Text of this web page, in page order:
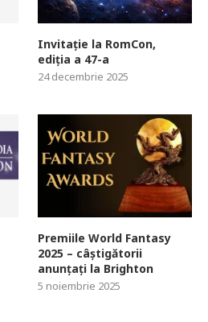
Invitație la RomCon,
ediția a 47-a
24 decembrie 2025
Premiile World Fantasy
2025 – câștigătorii
anunțați la Brighton
5 noiembrie 2025